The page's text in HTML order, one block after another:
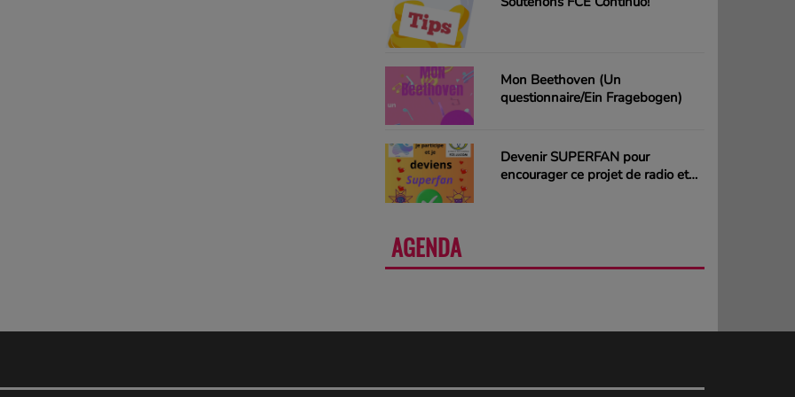
Mon Beethoven (Un
questionnaire/Ein Fragebogen)
Devenir SUPERFAN pour
encourager ce projet de radio et
AGENDA